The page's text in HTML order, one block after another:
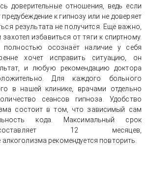
доверительные отношения, ведь если
к гипнозу или не доверяет
результата не получится. Ещё важно,
избавиться от тяги к спиртному.
полностью осознаёт наличие у себя
хочет исправить ситуацию, он
и любую рекомендацию доктора
Для каждого больного
в нашей клинике, врачами отдельно
сеансов гипноза. Удобство
состоит в том, что зависимый сам
кода. Максимальный срок
12 месяцев,
рекомендуется повторить.